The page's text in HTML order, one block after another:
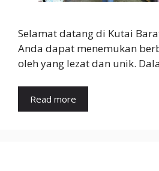
Selamat datang di Kutai
Anda dapat menemukan
oleh yang lezat dan unik.
Read more